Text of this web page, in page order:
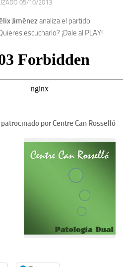
05/10/2013
Jiménezanaliza el partido
escucharlo? ¡Dale al PLAY!
por Centre Can Rosselló